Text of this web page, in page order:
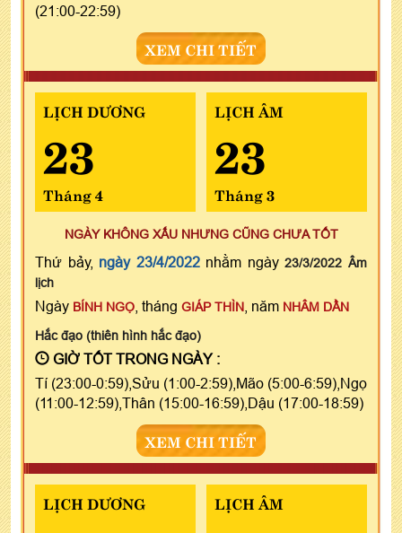
(21:00-22:59)
XEM CHI TIẾT
LỊCH DƯƠNG
23
Tháng 4
LỊCH ÂM
23
Tháng 3
NGÀY KHÔNG XẤU NHƯNG CŨNG CHƯA TỐT
Thứ bảy, ngày 23/4/2022nhằm ngày23/3/2022 Âm
lịch
Ngày BÍNH NGỌ , tháng GIÁP THÌN , năm NHÂM DẦN
Hắc đạo (thiên hình hắc đạo)
GIỜ TỐT TRONG NGÀY :
Tí (23:00-0:59),Sửu (1:00-2:59),Mão (5:00-6:59),Ngọ
(11:00-12:59),Thân (15:00-16:59),Dậu (17:00-18:59)
XEM CHI TIẾT
LỊCH DƯƠNG LỊCH ÂM